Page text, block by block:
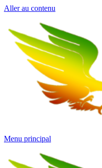
Aller au contenu
Menu principal